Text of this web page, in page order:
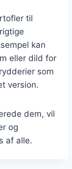
til
kan
eller dild for
som
version.
dem, vil
og
af alle.